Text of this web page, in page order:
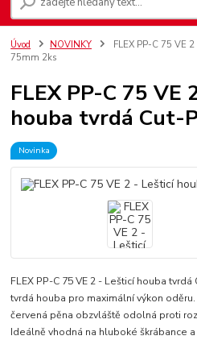
Úvod NOVINKY
FLEX PP-C 75 VE
75mm 2ks
FLEX PP-C 75 VE
houba tvrdá Cut-
Novinka
FLEX PP-C 75 VE 2 - Lešticí houba
tvrdá houba pro maximální výkon
červená pěna obzvláště odolná proti
Ideálně vhodná na hluboké škrábance